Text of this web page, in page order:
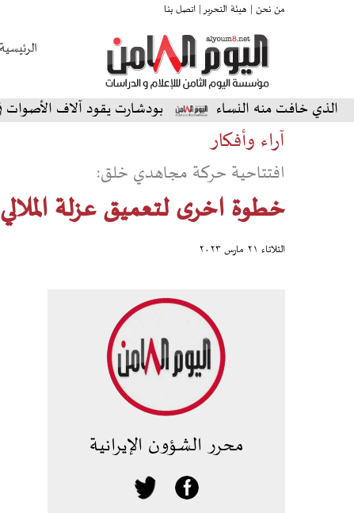
من نحن | هيئة التحرير | اتصل بنا
الرئيسية
منه النساء بودشارت يقود آلاف الأصوات في
آراء وأفكار
افتتاحية حركة مجاهدي خلق:
خطوة اخرى لتعميق عزلة الملالي
الثلاثاء ٢١ مارس ٢٠٢٣
محرر الشؤون الإيرانية